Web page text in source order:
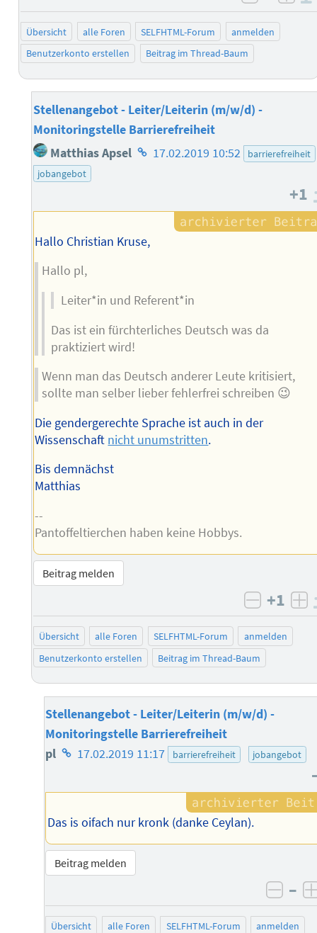
negativ
Übersicht alle Foren SELFHTML-Forum
anmelden
Benutzerkonto erstellen
Beitrag im Thread-Baum
Stellenangebot - Leiter/Leiterin (m/w/d) -
Monitoringstelle Barrierefreiheit
Matthias Apsel Homepage
17.02.2019 10:52
barrierefreiheit
jobangebot
+1
Hallo Christian Kruse,
Hallo pl,
Leiter*in und Referent*in
Das ist ein fürchterliches Deutsch was da
praktiziert wird!
Wenn man das Deutsch anderer Leute kritisiert,
sollte man selber lieber fehlerfrei schreiben 😉
Die gendergerechte Sprache ist auch in der
Wissenschaft nicht unumstritten.
Bis demnächst
Matthias
--
Pantoffeltierchen haben keine Hobbys.
Beitrag melden
negativ
+1
Übersicht alle Foren SELFHTML-Forum
anmelden
Benutzerkonto erstellen
Beitrag im Thread-Baum
Stellenangebot - Leiter/Leiterin (m/w/d) -
Monitoringstelle Barrierefreiheit
pl Homepage
Autors
17.02.2019 11:17 barrierefreiheit jobangebot
Das is oifach nur kronk (danke Ceylan).
Beitrag melden
–
Übersicht alle Foren SELFHTML-Forum
anmelden